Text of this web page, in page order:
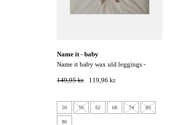
name it - baby
name it baby wax uld leggings -
149,95 kr. 119,96 kr.
50 56 62 68 74 80
86